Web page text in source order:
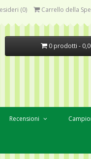
(0) Carrello della
0 prodotti -
Recensioni